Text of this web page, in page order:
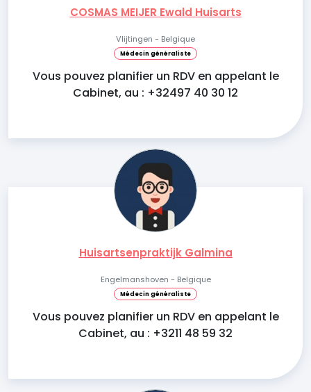
COSMAS MEIJER Ewald Huisarts
Vlijtingen - Belgique
Médecin généraliste
Vous pouvez planifier un RDV en appelant le
Cabinet, au : +32497 40 30 12
Huisartsenpraktijk Galmina
Engelmanshoven - Belgique
Médecin généraliste
Vous pouvez planifier un RDV en appelant le
Cabinet, au : +3211 48 59 32